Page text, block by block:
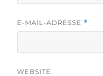
E-MAIL-ADRESSE *
WEBSITE